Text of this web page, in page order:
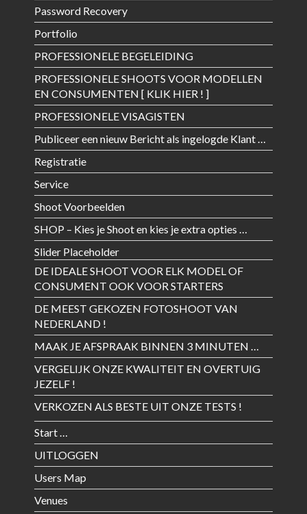
Password Recovery
Portfolio
PROFESSIONELE BEGELEIDING
PROFESSIONELE SHOOTS VOOR MODELLEN
EN CONSUMENTEN [ KLIK HIER ! ]
PROFESSIONELE VISAGISTEN
Publiceer een nieuw Bericht als ingelogde Klant …
Registratie
Service
Shoot Voorbeelden
SHOP – Kies je Shoot en kies je extra opties …
Slider Placeholder
DE IDEALE SHOOT VOOR ELK MODEL OF
CONSUMENT OOK VOOR STARTERS
DE MEEST GEKOZEN FOTOSHOOT VAN
NEDERLAND !
MAAK JE AFSPRAAK BINNEN 3 MINUTEN …
VERGELIJK ONZE KWALITEIT EN OVERTUIG
JEZELF !
VERKOZEN ALS BESTE UIT ONZE TESTS !
Start …
UITLOGGEN
Users Map
Venues